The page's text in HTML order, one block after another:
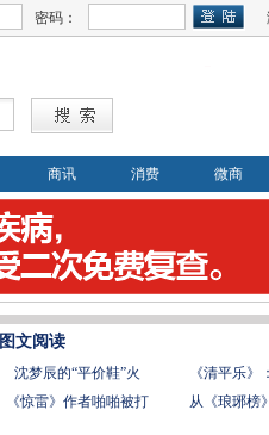
密码：
商讯 消费 微商
图文阅读
沈梦辰的“平价鞋”火
《清平乐》
《惊雷》作者啪啪被打
从《琅琊榜